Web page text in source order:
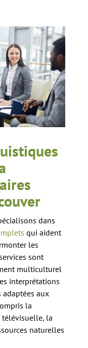
dans
qui aident
les
sont
multiculturel
interprétations
aux
la
la
naturelles